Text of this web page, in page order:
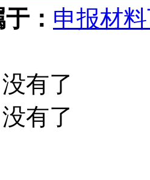
： 申报材
没有了
没有了